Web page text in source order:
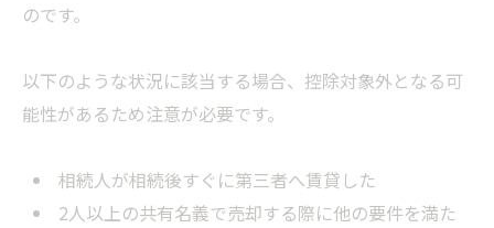
のです。
以下のような状況に該当する場合、控除対象外となる可
能性があるため注意が必要です。
相続人が相続後すぐに第三者へ賃貸した
2人以上の共有名義で売却する際に他の要件を満た